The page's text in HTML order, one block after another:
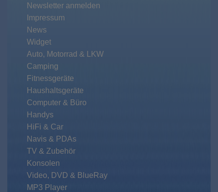
Newsletter anmelden
Impressum
News
Widget
Auto, Motorrad & LKW
Camping
Fitnessgeräte
Haushaltsgeräte
Computer & Büro
Handys
HiFi & Car
Navis & PDAs
TV & Zubehör
Konsolen
Video, DVD & BlueRay
MP3 Player